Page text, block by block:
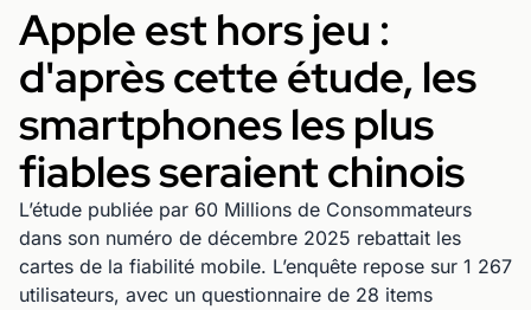
Apple est hors jeu :
d'après cette étude, les
smartphones les plus
fiables seraient chinois
L’étude publiée par 60 Millions de Consommateurs
dans son numéro de décembre 2025 rebattait les
cartes de la fiabilité mobile. L’enquête repose sur 1 267
utilisateurs, avec un questionnaire de 28 items